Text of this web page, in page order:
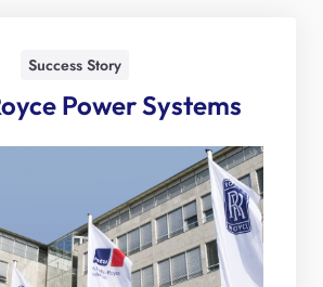
Success Story
Power Systems